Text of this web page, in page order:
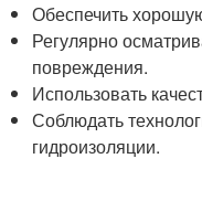
Обеспечить
Регулярно
повреждения.
Использовать
Соблюдать
гидроизоляции.